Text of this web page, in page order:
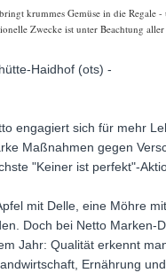
krummes Gemüse in die Regale
Zwecke ist unter Beachtung
Haidhof (ots) -
engagiert sich für mehr
Maßnahmen gegen
"Keiner ist perfekt"-
mit Delle, eine Möhre
Doch bei Netto Marken-
Jahr: Qualität erkennt
Ernährung